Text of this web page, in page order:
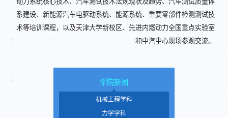
系建设、新能源汽车电驱动系统、能源系统、重要零部件检测测试技
术等培训课程，以及天津大学新校区、先进内燃动力全国重点实验室
和中汽中心现场参观交流。
学院新闻
机械工程学科
力学学科